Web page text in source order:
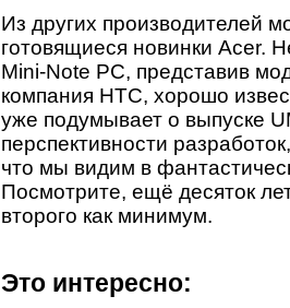
Из других производителей
готовящиеся новинки Acer.
Mini-Note PC, представив
компания HTC, хорошо
уже подумывает о выпуске
перспективности
что мы видим в
Посмотрите, ещё десяток
второго как минимум.
Это интересно: